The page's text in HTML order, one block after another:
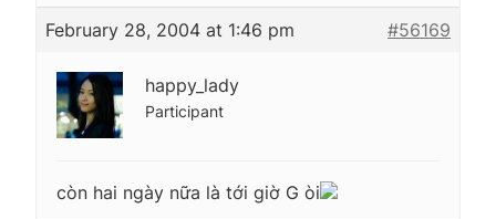
February 28, 2004 at 1:46 pm #56169
happy_lady
Participant
còn hai ngày nữa là tới giờ G òi